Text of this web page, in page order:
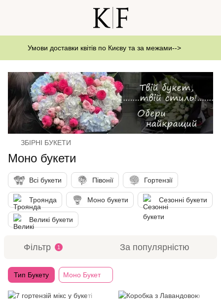
Умови доставки квітів по Києву та за межами-->
ЗБІРНІ БУКЕТИ
Моно букети
Всі букети Півонії Гортензії
Троянда Моно букети Сезонні букети
Великі букети
Фільтр 1 За популярністю
Тип Букету Моно Букет